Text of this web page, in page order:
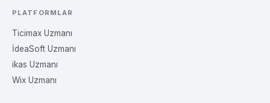
PLATFORMLAR
Ticimax Uzmanı
İdeaSoft Uzmanı
ikas Uzmanı
Wix Uzmanı